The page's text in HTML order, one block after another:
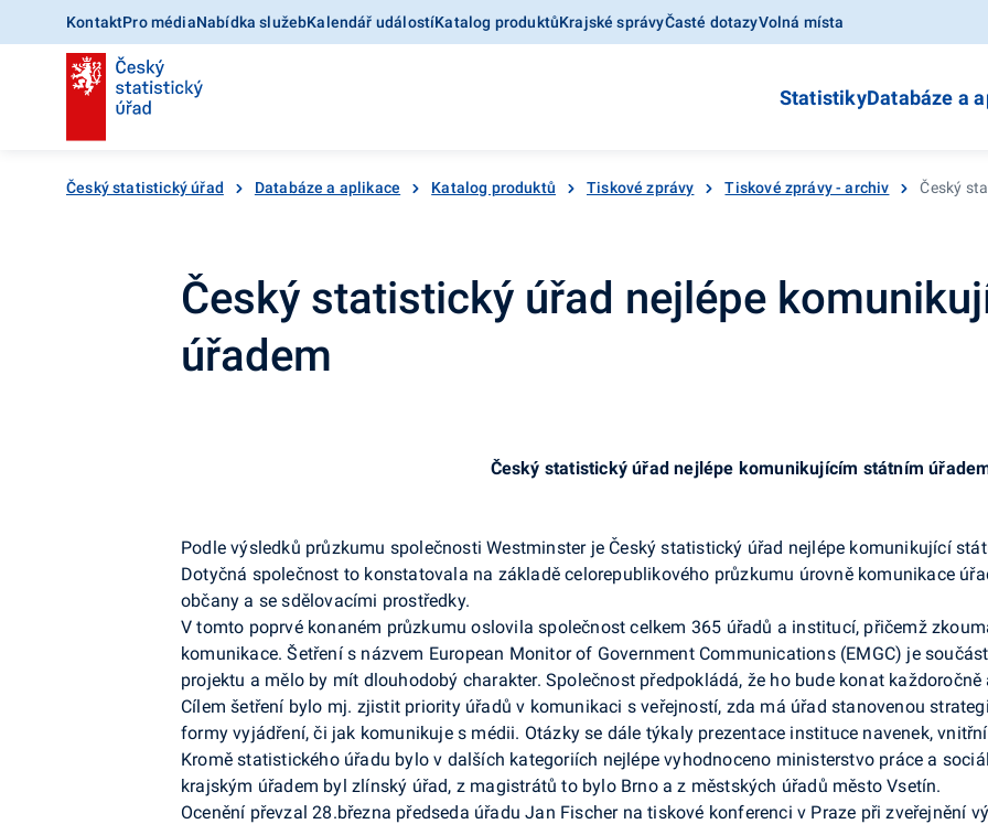
KontaktPro médiaNabídka služebKalendář událostíKatalog produktůKrajské správyČasté dotazyVolná místa
StatistikyDatabáze a
Český statistický úřad Databáze a aplikace Katalog produktů Tiskové zprávy Tiskové zprávy - archiv Český
Český statistický úřad nejlépe
úřadem
Český statistický úřad nejlépe komunikujícím státním
Podle výsledků průzkumu společnosti Westminster je Český statistický úřad nejlépe komunikující
Dotyčná společnost to konstatovala na základě celorepublikového průzkumu úrovně komunikace
občany a se sdělovacími prostředky.
V tomto poprvé konaném průzkumu oslovila společnost celkem 365 úřadů a institucí, přičemž
komunikace. Šetření s názvem European Monitor of Government Communications (EMGC) je
projektu a mělo by mít dlouhodobý charakter. Společnost předpokládá, že ho bude konat
Cílem šetření bylo mj. zjistit priority úřadů v komunikaci s veřejností, zda má úřad stanovenou
formy vyjádření, či jak komunikuje s médii. Otázky se dále týkaly prezentace instituce navenek,
Kromě statistického úřadu bylo v dalších kategoriích nejlépe vyhodnoceno ministerstvo práce a
krajským úřadem byl zlínský úřad, z magistrátů to bylo Brno a z městských úřadů město Vsetín.
Ocenění převzal 28.března předseda úřadu Jan Fischer na tiskové konferenci v Praze při zveřejnění